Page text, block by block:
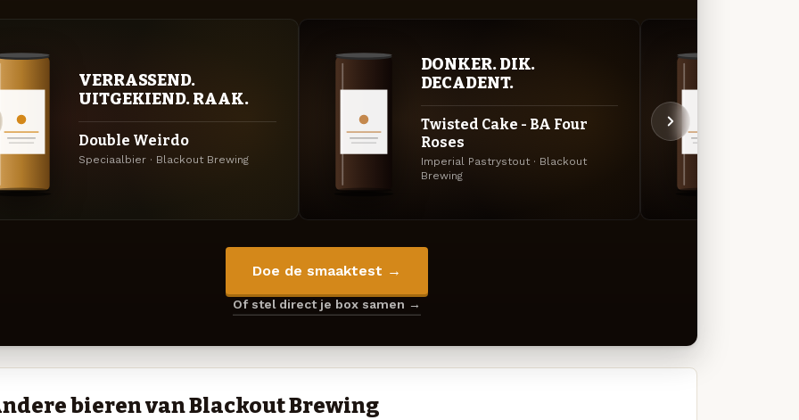
VERRASSEND.
UITGEKIEND. RAAK.
Double Weirdo
Speciaalbier · Blackout Brewing
DONKER. DIK.
DECADENT.
Twisted Cake - BA Four
Roses
Imperial Pastrystout · Blackout
Brewing
Doe de smaaktest →
Of stel direct je box samen →
bieren van Blackout Brewing